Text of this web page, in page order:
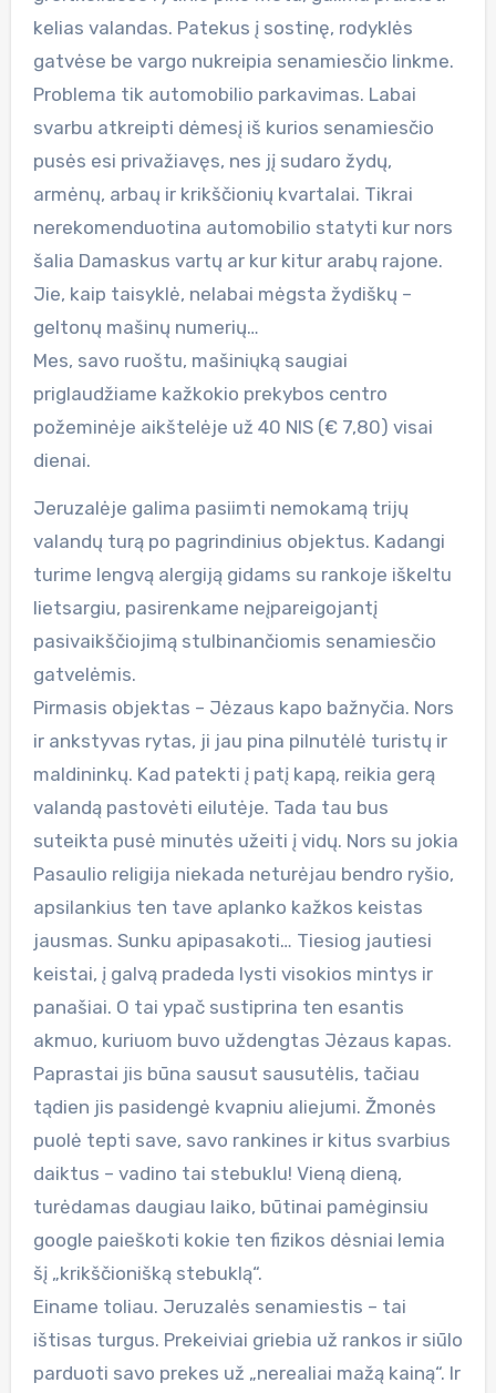
kelias valandas. Patekus į sostinę, rodyklės
gatvėse be vargo nukreipia senamiesčio linkme.
Problema tik automobilio parkavimas. Labai
svarbu atkreipti dėmesį iš kurios senamiesčio
pusės esi privažiavęs, nes jį sudaro žydų,
armėnų, arbaų ir krikščionių kvartalai. Tikrai
nerekomenduotina automobilio statyti kur nors
šalia Damaskus vartų ar kur kitur arabų rajone.
Jie, kaip taisyklė, nelabai mėgsta žydiškų –
geltonų mašinų numerių…
Mes, savo ruoštu, mašiniųką saugiai
priglaudžiame kažkokio prekybos centro
požeminėje aikštelėje už 40 NIS (€ 7,80) visai
dienai.
Jeruzalėje galima pasiimti nemokamą trijų
valandų turą po pagrindinius objektus. Kadangi
turime lengvą alergiją gidams su rankoje iškeltu
lietsargiu, pasirenkame neįpareigojantį
pasivaikščiojimą stulbinančiomis senamiesčio
gatvelėmis.
Pirmasis objektas – Jėzaus kapo bažnyčia. Nors
ir ankstyvas rytas, ji jau pina pilnutėlė turistų ir
maldininkų. Kad patekti į patį kapą, reikia gerą
valandą pastovėti eilutėje. Tada tau bus
suteikta pusė minutės užeiti į vidų. Nors su jokia
Pasaulio religija niekada neturėjau bendro ryšio,
apsilankius ten tave aplanko kažkos keistas
jausmas. Sunku apipasakoti… Tiesiog jautiesi
keistai, į galvą pradeda lysti visokios mintys ir
panašiai. O tai ypač sustiprina ten esantis
akmuo, kuriuom buvo uždengtas Jėzaus kapas.
Paprastai jis būna sausut sausutėlis, tačiau
tądien jis pasidengė kvapniu aliejumi. Žmonės
puolė tepti save, savo rankines ir kitus svarbius
daiktus – vadino tai stebuklu! Vieną dieną,
turėdamas daugiau laiko, būtinai pamėginsiu
google paieškoti kokie ten fizikos dėsniai lemia
šį „krikščionišką stebuklą“.
Einame toliau. Jeruzalės senamiestis – tai
ištisas turgus. Prekeiviai griebia už rankos ir siūlo
parduoti savo prekes už „nerealiai mažą kainą“. Ir